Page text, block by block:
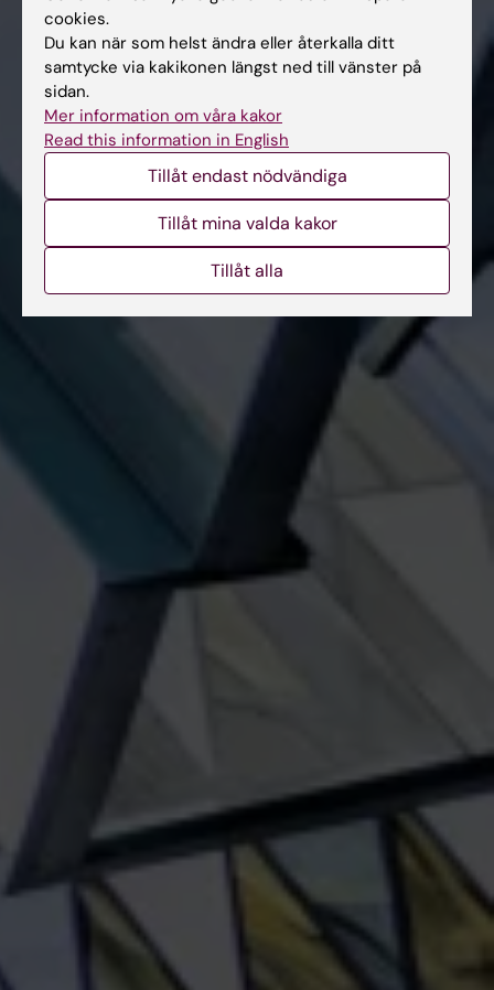
cookies.
Du kan när som helst ändra eller återkalla ditt
samtycke via kakikonen längst ned till vänster på
sidan.
Mer information om våra kakor
Read this information in English
Tillåt endast nödvändiga
Tillåt mina valda kakor
Tillåt alla